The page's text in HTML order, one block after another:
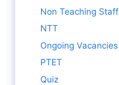
Non Teaching Staff
NTT
Ongoing Vacancies
PTET
Quiz